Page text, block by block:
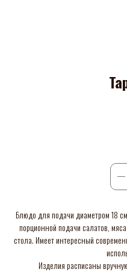
Блюдо для подачи диаметром 18
порционной подачи салатов,
стола. Имеет интересный
Изделия расписаны